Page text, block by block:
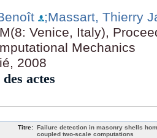
;Massart, Thierry
Venice, Italy),
Mechanics
2008
actes
Titre: Failure detection in masonry shells
coupled two-scale computations